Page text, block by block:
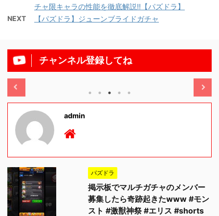
チャ限キャラの性能を徹底解説!!【パズドラ】
NEXT 【パズドラ】ジューンブライドガチャ
チャンネル登録してね
11/13
admin
パズドラ
掲示板でマルチガチャのメンバー
募集したら奇跡起きたwww #モン
スト #激獣神祭 #エリス #shorts